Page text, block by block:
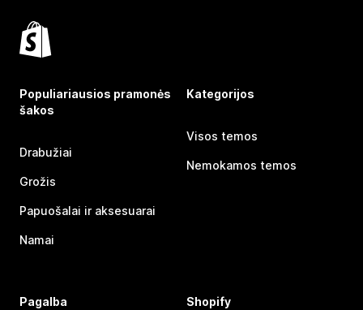
Populiariausios pramonės
šakos
Drabužiai
Grožis
Papuošalai ir aksesuarai
Namai
Kategorijos
Visos temos
Nemokamos temos
Pagalba Shopify